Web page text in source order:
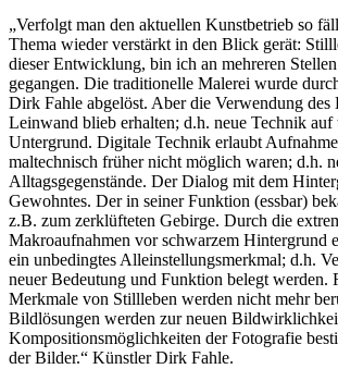
„Verfolgt man den aktuellen Kunstbetrieb so
Thema wieder verstärkt in den Blick gerät:
dieser Entwicklung, bin ich an mehreren
gegangen. Die traditionelle Malerei wurde
Dirk Fahle abgelöst. Aber die Verwendung des
Leinwand blieb erhalten; d.h. neue Technik
Untergrund. Digitale Technik erlaubt
maltechnisch früher nicht möglich waren; d.h.
Alltagsgegenstände. Der Dialog mit dem
Gewohntes. Der in seiner Funktion (essbar)
z.B. zum zerklüfteten Gebirge. Durch die
Makroaufnahmen vor schwarzem Hintergrund
ein unbedingtes Alleinstellungsmerkmal; d.h.
neuer Bedeutung und Funktion belegt werden.
Merkmale von Stillleben werden nicht mehr
Bildlösungen werden zur neuen
Kompositionsmöglichkeiten der Fotografie
der Bilder.“ Künstler Dirk Fahle.